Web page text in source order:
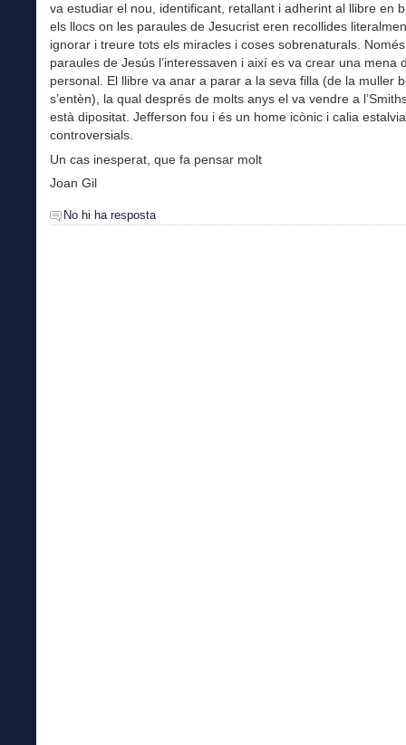
va estudiar el nou, identificant, retallant i adherint al llibre en
els llocs on les paraules de Jesucrist eren recollides
ignorar i treure tots els miracles i coses sobrenaturals.
paraules de Jesús l’interessaven i així es va crear una mena
personal. El llibre va anar a parar a la seva filla (de la muller
s’entèn), la qual després de molts anys el va vendre a
està dipositat. Jefferson fou i és un home icònic i calia
controversials.
Un cas inesperat, que fa pensar molt
Joan Gil
No hi ha resposta